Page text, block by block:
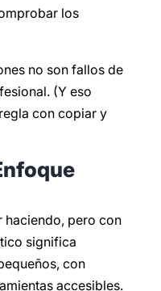
los
no son fallos de
(Y eso
con copiar y
haciendo, pero con
significa
con
accesibles.